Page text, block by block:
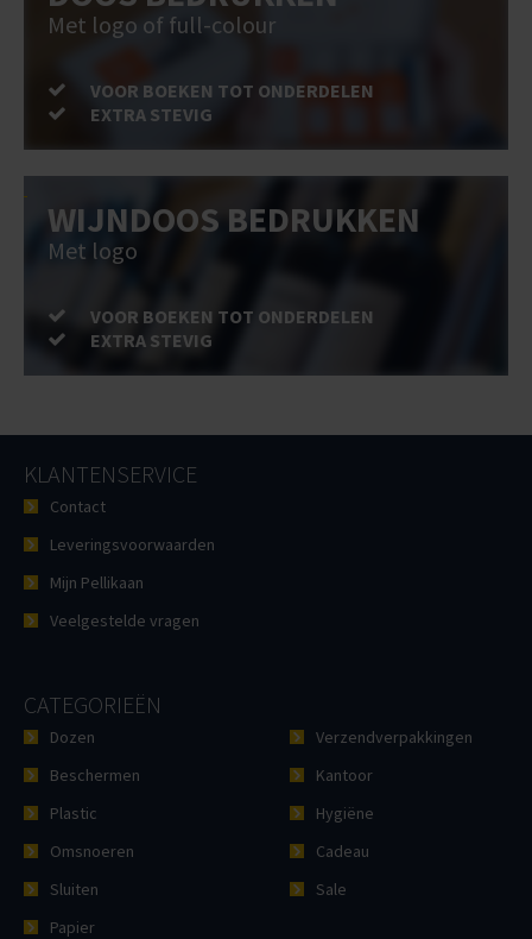
Met logo of full-colour
VOOR BOEKEN TOT ONDERDELEN
EXTRA STEVIG
WIJNDOOS BEDRUKKEN
Met logo
VOOR BOEKEN TOT ONDERDELEN
EXTRA STEVIG
KLANTENSERVICE
Contact
Leveringsvoorwaarden
Mijn Pellikaan
Veelgestelde vragen
CATEGORIEËN
Dozen
Beschermen
Plastic
Omsnoeren
Sluiten
Papier
Verzendverpakkingen
Kantoor
Hygiëne
Cadeau
Sale